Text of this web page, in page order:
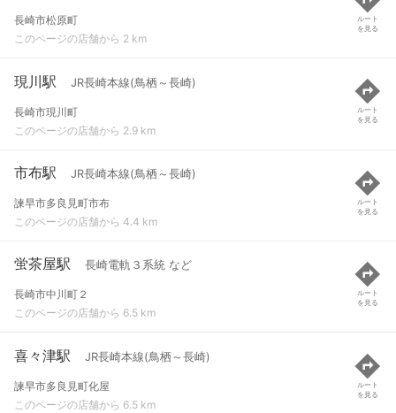
長崎市松原町
このページの店舗から 2 km
ルート
を見る
現川駅 JR長崎本線(鳥栖～長崎)
長崎市現川町
このページの店舗から 2.9 km
ルート
を見る
市布駅 JR長崎本線(鳥栖～長崎)
諫早市多良見町市布
このページの店舗から 4.4 km
ルート
を見る
蛍茶屋駅 長崎電軌３系統 など
長崎市中川町２
このページの店舗から 6.5 km
ルート
を見る
喜々津駅 JR長崎本線(鳥栖～長崎)
諫早市多良見町化屋
このページの店舗から 6.5 km
ルート
を見る